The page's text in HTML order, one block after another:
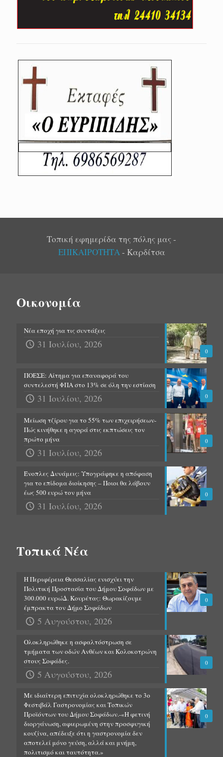
Τοπική εφημερίδα της πόλης μας -
ΕΠΙΚΑΙΡΟΤΗΤΑ- Καρδίτσα
Οικονομία
0
Νέα εποχή για τις συντάξεις
31 Ιουλίου, 2026
0
ΠΟΕΣΕ: Αίτημα για επαναφορά του
συντελεστή ΦΠΑ στο 13% σε όλη την εστίαση
31 Ιουλίου, 2026
0
Μείωση τζίρου για το 55% των επιχειρήσεων-
Πώς κινήθηκε η αγορά στις εκπτώσεις τον
πρώτο μήνα
31 Ιουλίου, 2026
0
Ένοπλες Δυνάμεις: Υπογράφηκε η απόφαση
για το επίδομα διοίκησης – Ποιοι θα λάβουν
έως 500 ευρώ τον μήνα
31 Ιουλίου, 2026
Τοπικά Νέα
0
Η Περιφέρεια Θεσσαλίας ενισχύει την
Πολιτική Προστασία του Δήμου Σοφάδων με
300.000 ευρώΔ. Κουρέτας: Θωρακίζουμε
έμπρακτα τον Δήμο Σοφάδων
5 Αυγούστου, 2026
0
Ολοκληρώθηκε η ασφαλτόστρωση σε
τμήματα των οδών Ανθέων και Κολοκοτρώνη
στους Σοφάδες.
5 Αυγούστου, 2026
0
Με ιδιαίτερη επιτυχία ολοκληρώθηκε το 3ο
Φεστιβάλ Γαστρονομίας και Τοπικών
Προϊόντων του Δήμου Σοφάδων.-«Η φετινή
διοργάνωση, αφιερωμένη στην προσφυγική
κουζίνα, απέδειξε ότι η γαστρονομία δεν
αποτελεί μόνο γεύση, αλλά και μνήμη,
πολιτισμό και ταυτότητα.»